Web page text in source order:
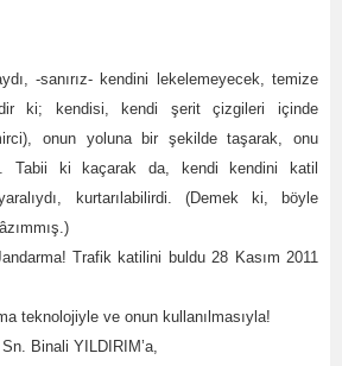
-sanırız- kendini lekelemeyecek, temize
ki; kendisi, kendi şerit çizgileri içinde
onun yoluna bir şekilde taşarak, onu
Tabii ki kaçarak da, kendi kendini katil
kurtarılabilirdi. (Demek ki, böyle
Trafik katilini buldu 28 Kasım 2011
teknolojiyle ve onun kullanılmasıyla!
Binali YILDIRIM’a,